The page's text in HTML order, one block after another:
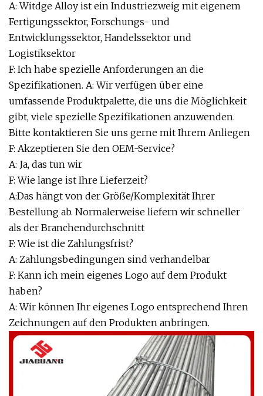
A: Witdge Alloy ist ein Industriezweig mit eigenem
Fertigungssektor, Forschungs- und
Entwicklungssektor, Handelssektor und
Logistiksektor
F: Ich habe spezielle Anforderungen an die
Spezifikationen. A: Wir verfügen über eine
umfassende Produktpalette, die uns die Möglichkeit
gibt, viele spezielle Spezifikationen anzuwenden.
Bitte kontaktieren Sie uns gerne mit Ihrem Anliegen
F: Akzeptieren Sie den OEM-Service?
A: Ja, das tun wir
F: Wie lange ist Ihre Lieferzeit?
A:Das hängt von der Größe/Komplexität Ihrer
Bestellung ab. Normalerweise liefern wir schneller
als der Branchendurchschnitt
F: Wie ist die Zahlungsfrist?
A: Zahlungsbedingungen sind verhandelbar
F: Kann ich mein eigenes Logo auf dem Produkt
haben?
A: Wir können Ihr eigenes Logo entsprechend Ihren
Zeichnungen auf den Produkten anbringen.